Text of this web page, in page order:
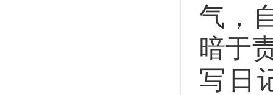
气，
暗于
写日